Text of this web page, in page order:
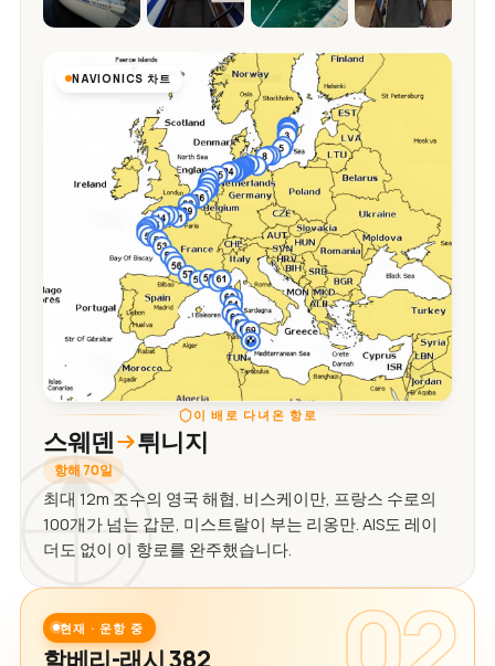
NAVIONICS 차트
이 배로 다녀온 항로
스웨덴 튀니지
항해 70일
최대 12m 조수의 영국 해협, 비스케이만, 프랑스 수로의
100개가 넘는 갑문, 미스트랄이 부는 리옹만. AIS도 레이
더도 없이 이 항로를 완주했습니다.
현재 · 운항 중
할베리-래시 382